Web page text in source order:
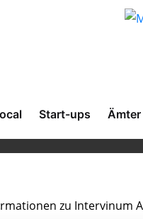
Start-ups Ämter
zu Intervinum